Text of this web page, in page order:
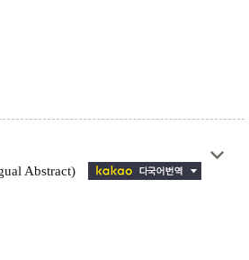
Abstract)